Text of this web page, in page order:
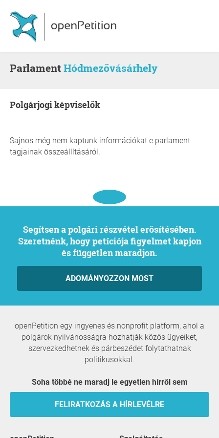
ParlamentHódmezővásárhely
polgárjogi képviselők
Sajnos még nem kaptunk információkat e parlament
tagjainak összeállításáról.
Segítsen a polgári részvétel erősítésében.
Szeretnénk, hogy petíciója figyelmet kapjon
és független maradjon.
ADOMÁNYOZZON MOST
openPetition egy ingyenes és nonprofit platform, ahol a
polgárok nyilvánosságra hozhatják közös ügyeiket,
szervezkedhetnek és párbeszédet folytathatnak
politikusokkal.
Soha többé ne maradj le egyetlen hírről sem
FELIRATKOZÁS A HÍRLEVÉLRE